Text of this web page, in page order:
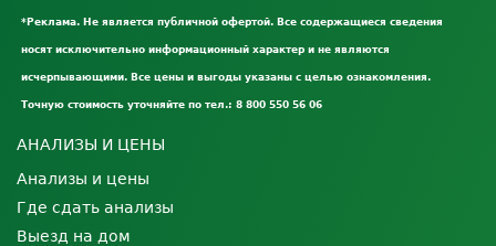
*Реклама. Не является публичной офертой. Все содержащиеся сведения
носят исключительно информационный характер и не являются
исчерпывающими. Все цены и выгоды указаны с целью ознакомления.
Точную стоимость уточняйте по тел.: 8 800 550 56 06
АНАЛИЗЫ И ЦЕНЫ
Анализы и цены
Где сдать анализы
Выезд на дом